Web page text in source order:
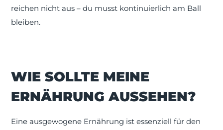
reichen nicht aus – du musst kontinuierlich am Ball
bleiben.
WIE SOLLTE MEINE
ERNÄHRUNG AUSSEHEN?
Eine ausgewogene Ernährung ist essenziell für den